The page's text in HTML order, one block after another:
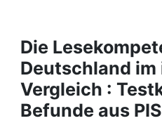
Projects
People
Institutions
Die
Deutschland
Vergleich :
Befunde aus